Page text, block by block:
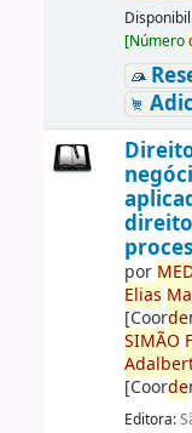
[Número
direito
por ME
Elias
[Coorde
SIMÃO
[Coorde
Editora: